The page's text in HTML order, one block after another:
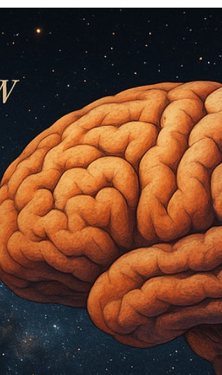
un ícono de la cultura pop, influyó en el rock y
apareció en la mente de asesinos seriales y
sectas. URL sugerida:/crowley-rock-cultura-